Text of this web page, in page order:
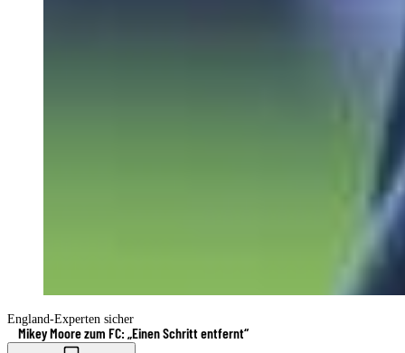
England-Experten sicher
Mikey Moore zum FC: „Einen Schritt entfernt“